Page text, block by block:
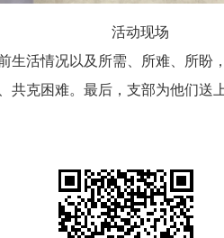
活动现场
生活情况以及所需、所难、所
克困难。最后，支部为他们送